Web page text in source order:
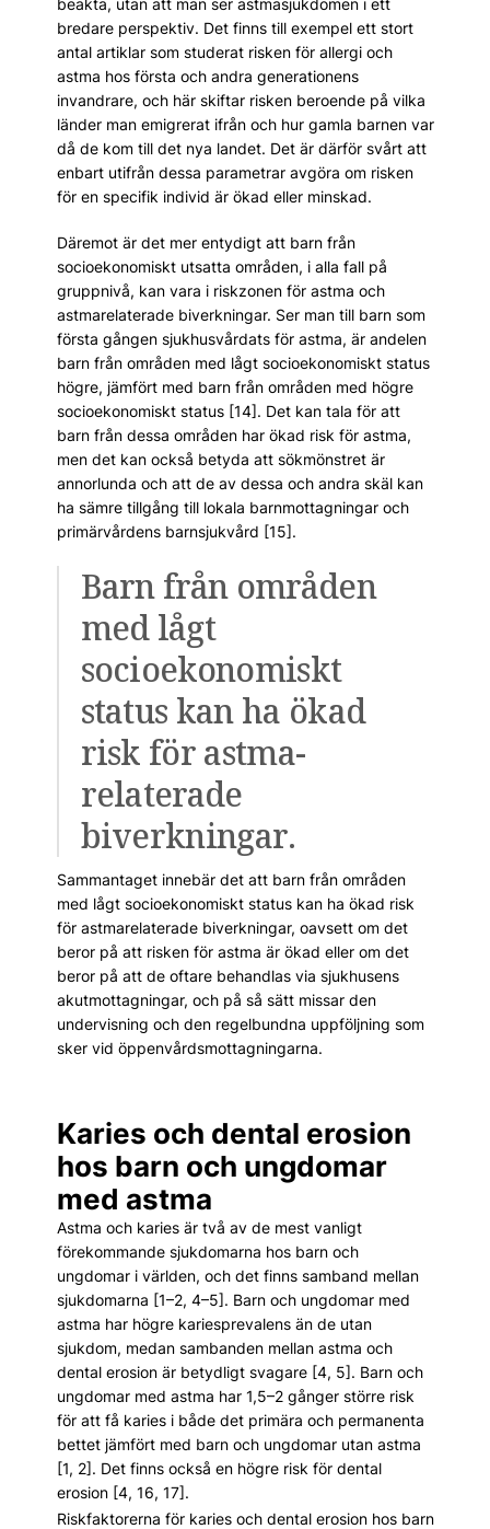
beakta, utan att man ser astmasjukdomen i ett
bredare perspektiv. Det finns till exempel ett stort
antal artiklar som studerat risken för allergi och
astma hos första och andra generationens
invandrare, och här skiftar risken beroende på vilka
länder man emigrerat ifrån och hur gamla barnen var
då de kom till det nya landet. Det är därför svårt att
enbart ut­ifrån dessa parametrar avgöra om risken
för en specifik individ är ökad eller minskad.
Däremot är det mer entydigt att barn från
socioekonomiskt utsatta områden, i alla fall på
gruppnivå, kan vara i riskzonen för astma och
astmarelaterade biverkningar. Ser man till barn som
första gången sjukhusvårdats för astma, är andelen
barn från områden med lågt socioekonomiskt status
högre, jämfört med barn från områden med högre
socioekonomiskt status [14]. Det kan tala för att
barn från dessa områden har ökad risk för astma,
men det kan också betyda att sökmönstret är
annorlunda och att de av dessa och andra skäl kan
ha sämre tillgång till lokala barnmottagningar och
primärvårdens barnsjukvård [15].
Barn från områden
med lågt
socioekonomiskt
status kan ha ökad
risk för astma­
relaterade
biverkningar.
Sammantaget innebär det att barn från områden
med lågt socioekonomiskt status kan ha ökad risk
för astmarelaterade biverkningar, oavsett om det
beror på att risken för astma är ökad eller om det
beror på att de oftare behandlas via sjukhusens
akutmottagningar, och på så sätt missar den
undervisning och den regelbundna uppföljning som
sker vid öppenvårdsmottagningarna.
Karies och dental erosion
hos barn och ungdomar
med astma
Astma och karies är två av de mest vanligt
förekommande sjukdomarna hos barn och
ungdomar i världen, och det finns samband mellan
sjukdomarna [1–2, 4–5]. Barn och ungdomar med
astma har högre kariesprevalens än de utan
sjukdom, medan sambanden mellan astma och
dental erosion är betydligt svagare [4, 5]. Barn och
ungdomar med astma har 1,5–2 gånger större risk
för att få karies i både det primära och permanenta
bettet jämfört med barn och ungdomar utan astma
[1, 2]. Det finns också en högre risk för dental
erosion [4, 16, 17].
Riskfaktorerna för karies och dental erosion hos barn